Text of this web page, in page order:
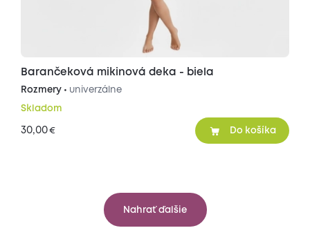
Barančeková mikinová deka - biela
Rozmery • univerzálne
Skladom
30,00€ Do košíka
Nahrať ďalšie